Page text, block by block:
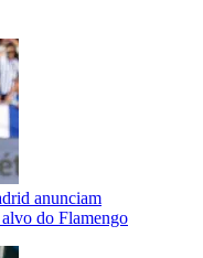
anunciam
do Flamengo